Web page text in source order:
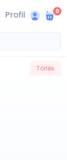
Profil 0
Törlés